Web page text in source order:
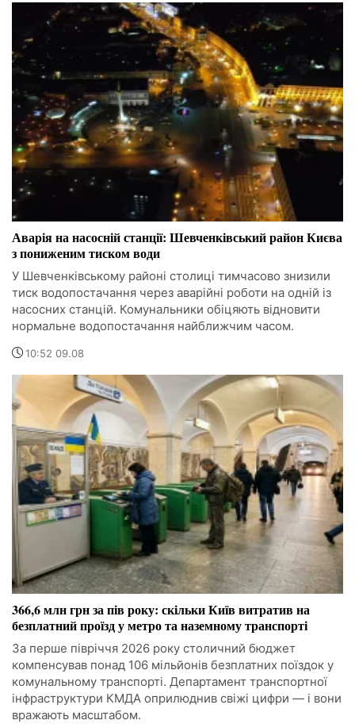
Аварія на насосній станції: Шевченківський район Києва
з пониженим тиском води
У Шевченківському районі столиці тимчасово знизили
тиск водопостачання через аварійні роботи на одній із
насосних станцій. Комунальники обіцяють відновити
нормальне водопостачання найближчим часом.
10:52 09.08
366,6 млн грн за пів року: скільки Київ витратив на
безплатний проїзд у метро та наземному транспорті
За перше півріччя 2026 року столичний бюджет
компенсував понад 106 мільйонів безплатних поїздок у
комунальному транспорті. Департамент транспортної
інфраструктури КМДА оприлюднив свіжі цифри — і вони
вражають масштабом.